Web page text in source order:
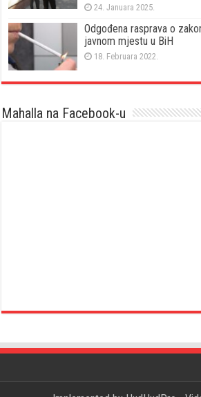
24. Januara 2025.
Odgođena rasprava o
javnom mjestu u BiH
18. Februara 2022.
Mahalla na Facebook-u